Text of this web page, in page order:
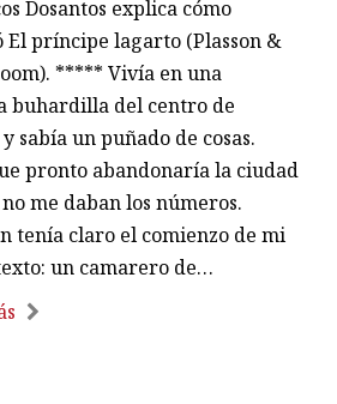
Dosantos explica cómo
El príncipe lagarto (Plasson &
***** Vivía en una
buhardilla del centro de
sabía un puñado de cosas.
pronto abandonaría la ciudad
me daban los números.
tenía claro el comienzo de mi
un camarero de…